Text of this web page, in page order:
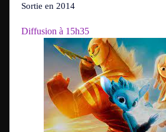
Sortie en 2014
Diffusion à 15h35